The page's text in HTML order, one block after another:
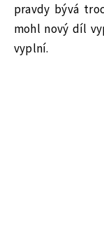
pravdy bývá
mohl nový díl
vyplní.